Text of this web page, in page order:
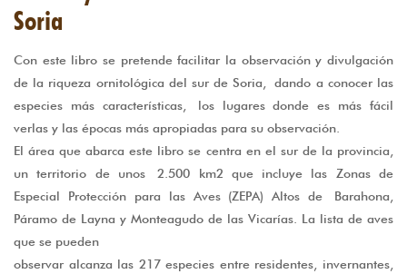
Soria
Con este libro se pretende facilitar la observación y divulgación
de la riqueza ornitológica del sur de Soria, dando a conocer las
especies más características, los lugares donde es más fácil
verlas y las épocas más apropiadas para su observación.
El área que abarca este libro se centra en el sur de la provincia,
un territorio de unos 2.500 km2 que incluye las Zonas de
Especial Protección para las Aves (ZEPA) Altos de Barahona,
Páramo de Layna y Monteagudo de las Vicarías. La lista de aves
que se pueden
observar alcanza las 217 especies entre residentes, invernantes,